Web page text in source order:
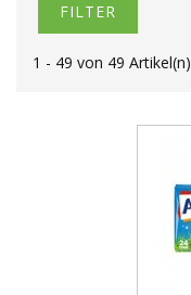
FILTER
1 - 49 von 49 Artikel(n)